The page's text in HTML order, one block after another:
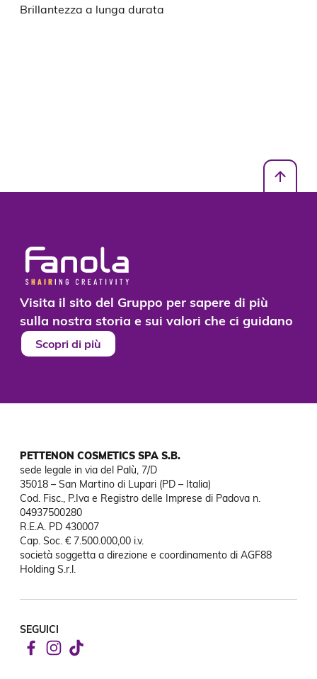
Brillantezza a lunga durata
Visita il sito del Gruppo per sapere di più
sulla nostra storia e sui valori che ci guidano
Scopri di più
PETTENON COSMETICS SPA S.B.
sede legale in via del Palù, 7/D
35018 – San Martino di Lupari (PD – Italia)
Cod. Fisc., P.Iva e Registro delle Imprese di Padova n.
04937500280
R.E.A. PD 430007
Cap. Soc. € 7.500.000,00 i.v.
società soggetta a direzione e coordinamento di AGF88
Holding S.r.l.
SEGUICI